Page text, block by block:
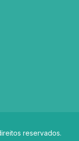
reservados.